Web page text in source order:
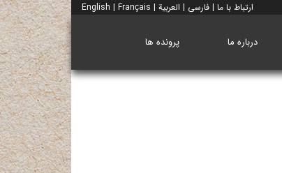
ارتباط با ما | فارسی | العربية |
English | Français
درباره ما پرونده ها